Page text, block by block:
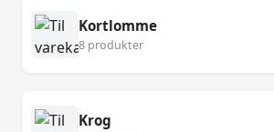
Kortlomme
8 produkter
Krog